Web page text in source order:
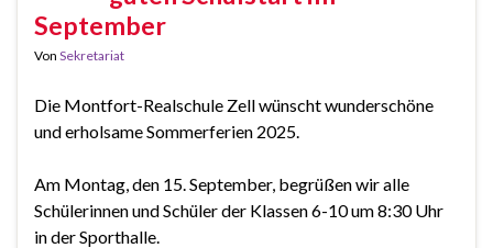
September
Von Sekretariat
Die Montfort-Realschule Zell wünscht wunderschöne
und erholsame Sommerferien 2025.
Am Montag, den 15. September, begrüßen wir alle
Schülerinnen und Schüler der Klassen 6-10 um 8:30 Uhr
in der Sporthalle.